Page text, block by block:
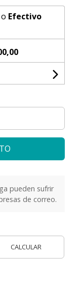
o Efectivo
pueden sufrir
de correo.
CALCULAR